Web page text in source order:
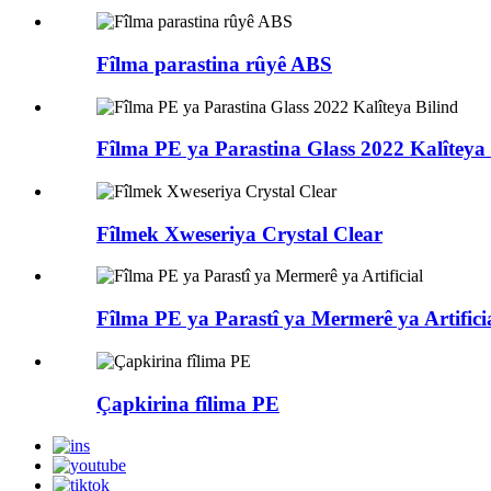
Fîlma parastina rûyê ABS
Fîlma PE ya Parastina Glass 2022
Fîlmek Xweseriya Crystal Clear
Fîlma PE ya Parastî ya Mermerê ya
Çapkirina fîlima PE